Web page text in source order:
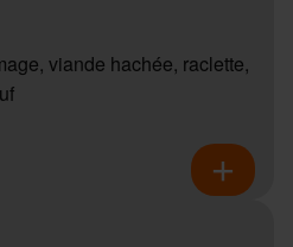
viande hachée, raclette,